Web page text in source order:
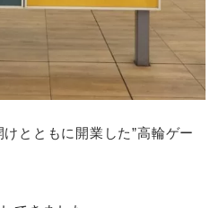
とともに開業した”高輪ゲー